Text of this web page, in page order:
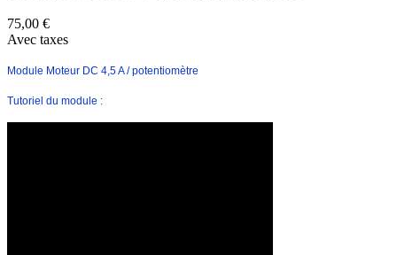
75,00 €
Avec taxes
Module Moteur DC 4,5 A / potentiomètre
Tutoriel du module :